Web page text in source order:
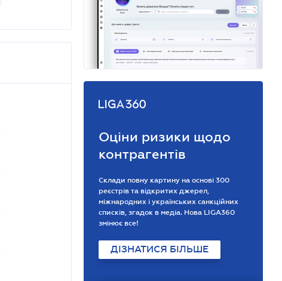
Оціни ризики щодо
контрагентів
Склади повну картину на основі 300
реєстрів та відкритих джерел,
міжнародних і українських санкційних
списків, згадок в медіа. Нова LIGA360
змінює все!
ДІЗНАТИСЯ БІЛЬШЕ